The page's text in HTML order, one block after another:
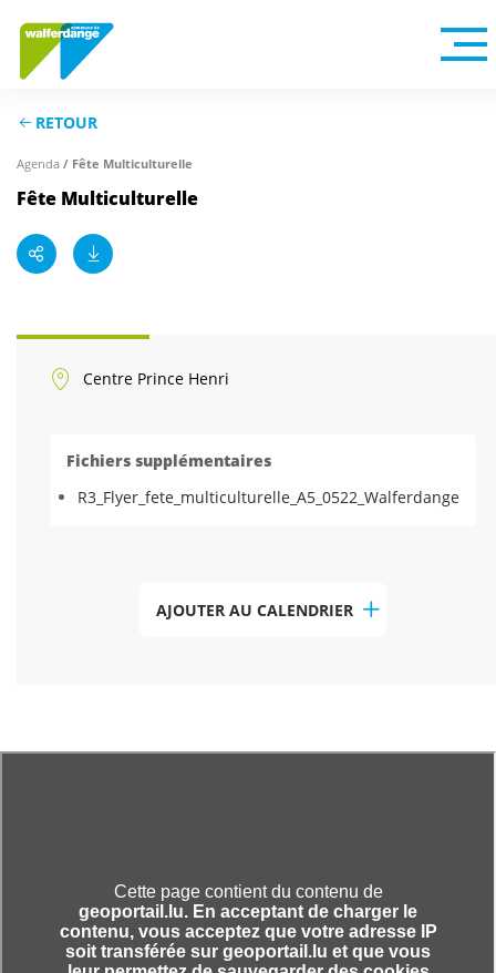
RETOUR
Agenda / Fête Multiculturelle
Fête Multiculturelle
Centre Prince Henri
Fichiers supplémentaires
R3_Flyer_fete_multiculturelle_A5_0522_Walferdange
AJOUTER AU CALENDRIER